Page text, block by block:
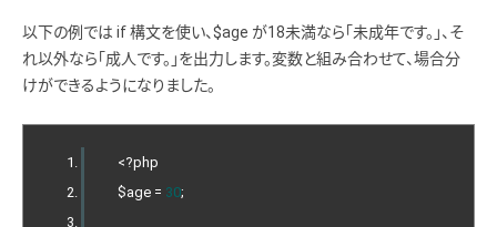
以下の例では if 構文を使い、$age が18未満なら「未成年です。」、そ
れ以外なら「成人です。」を出力します。変数と組み合わせて、場合分
けができるようになりました。
<?php
    $age
= 30;